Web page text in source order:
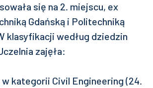
się na 2. miejscu, ex
Gdańską i Politechniką
klasyfikacji według dziedzin
zajęła:
w kategorii Civil Engineering (24.